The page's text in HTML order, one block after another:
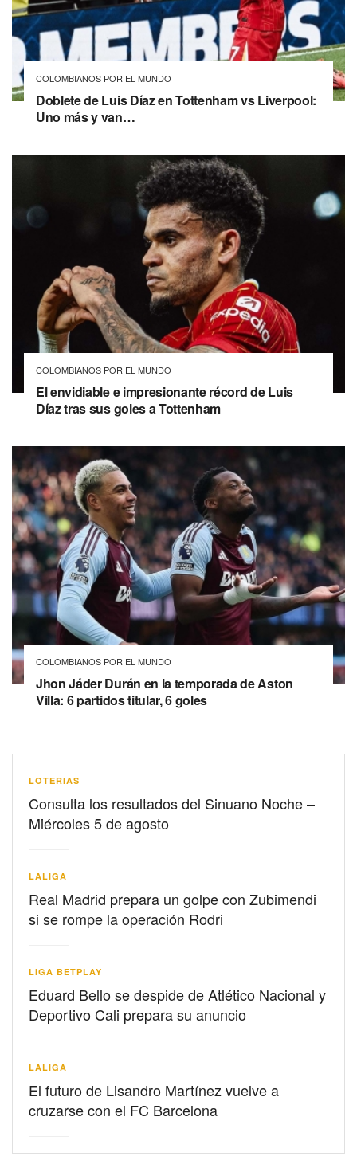
COLOMBIANOS POR EL MUNDO
Doblete de Luis Díaz en Tottenham vs Liverpool:
Uno más y van…
COLOMBIANOS POR EL MUNDO
El envidiable e impresionante récord de Luis
Díaz tras sus goles a Tottenham
COLOMBIANOS POR EL MUNDO
Jhon Jáder Durán en la temporada de Aston
Villa: 6 partidos titular, 6 goles
LOTERIAS
Consulta los resultados del Sinuano Noche –
Miércoles 5 de agosto
LALIGA
Real Madrid prepara un golpe con Zubimendi
si se rompe la operación Rodri
LIGA BETPLAY
Eduard Bello se despide de Atlético Nacional y
Deportivo Cali prepara su anuncio
LALIGA
El futuro de Lisandro Martínez vuelve a
cruzarse con el FC Barcelona